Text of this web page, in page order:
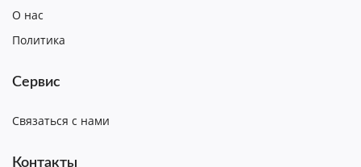
О нас
Политика
Сервис
Связаться с нами
Контакты